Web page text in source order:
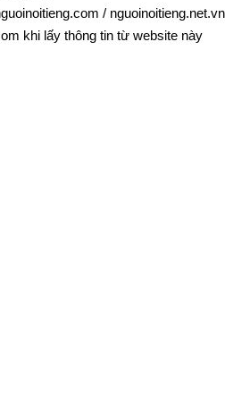
/ nguoinoitieng.net.vn
khi lấy thông tin từ website này